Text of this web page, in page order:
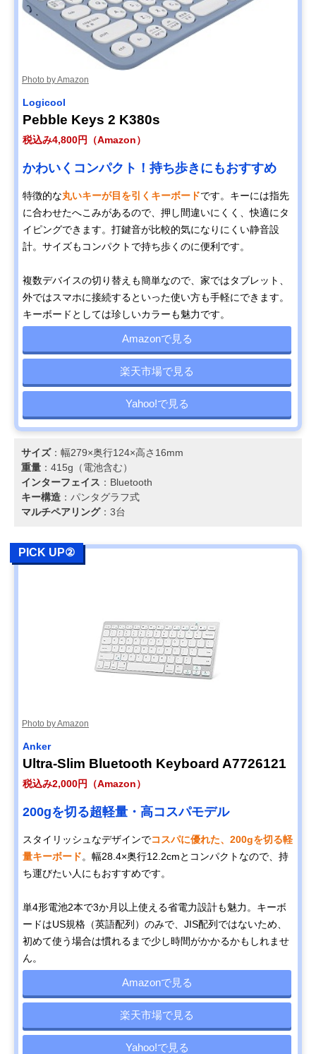
Photo by Amazon
Logicool
Pebble Keys 2 K380s
税込み4,800円（Amazon）
かわいくコンパクト！持ち歩きにもおすすめ
特徴的な丸いキーが目を引くキーボードです。キーには指先
に合わせたへこみがあるので、押し間違いにくく、快適にタ
イピングできます。打鍵音が比較的気になりにくい静音設
計。サイズもコンパクトで持ち歩くのに便利です。
複数デバイスの切り替えも簡単なので、家ではタブレット、
外ではスマホに接続するといった使い方も手軽にできます。
キーボードとしては珍しいカラーも魅力です。
Amazonで見る
楽天市場で見る
Yahoo!で見る
サイズ：幅279×奥行124×高さ16mm
重量 ：415g（電池含む）
インターフェイス ：Bluetooth
キー構造 ：パンタグラフ式
マルチペアリング：3台
PICK UP②
Photo by Amazon
Anker
Ultra-Slim Bluetooth Keyboard A7726121
税込み2,000円（Amazon）
200gを切る超軽量・高コスパモデル
スタイリッシュなデザインでコスパに優れた、200gを切る軽
量キーボード。幅28.4×奥行12.2cmとコンパクトなので、持
ち運びたい人にもおすすめです。
単4形電池2本で3か月以上使える省電力設計も魅力。キーボ
ードはUS規格（英語配列）のみで、JIS配列ではないため、
初めて使う場合は慣れるまで少し時間がかかるかもしれませ
ん。
Amazonで見る
楽天市場で見る
Yahoo!で見る